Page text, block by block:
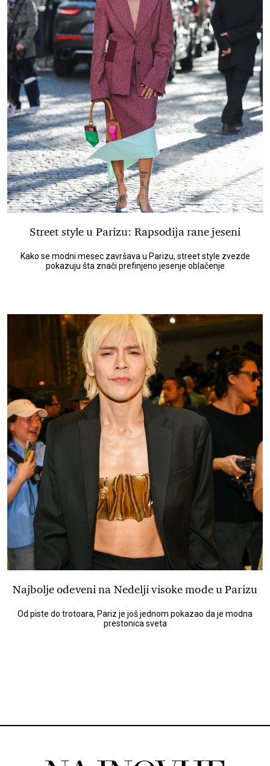
Street style u Parizu: Rapsodija rane jeseni
Kako se modni mesec završava u Parizu, street style zvezde
pokazuju šta znači prefinjeno jesenje oblačenje
Najbolje odeveni na Nedelji visoke mode u Parizu
Od piste do trotoara, Pariz je još jednom pokazao da je modna
prestonica sveta